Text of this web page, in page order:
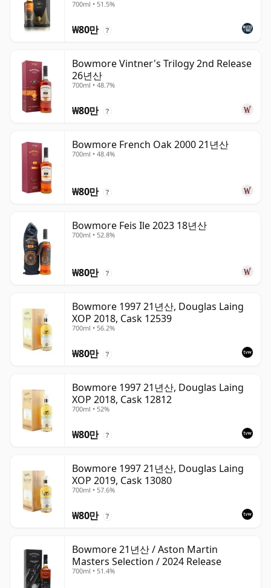
700ml • 51.5%
₩80만 ?
Bowmore Vintner's Trilogy 2nd Release
26년산
700ml • 48.7%
₩80만 ?
Bowmore French Oak 2000 21년산
700ml • 48.4%
₩80만 ?
Bowmore Feis Ile 2023 18년산
700ml • 52.8%
₩80만 ?
Bowmore 1997 21년산, Douglas Laing
XOP 2018, Cask 12539
700ml • 56.2%
₩80만 ?
Bowmore 1997 21년산, Douglas Laing
XOP 2018, Cask 12812
700ml • 52%
₩80만 ?
Bowmore 1997 21년산, Douglas Laing
XOP 2019, Cask 13080
700ml • 57.6%
₩80만 ?
Bowmore 21년산 / Aston Martin
Masters Selection / 2024 Release
700ml • 51.4%